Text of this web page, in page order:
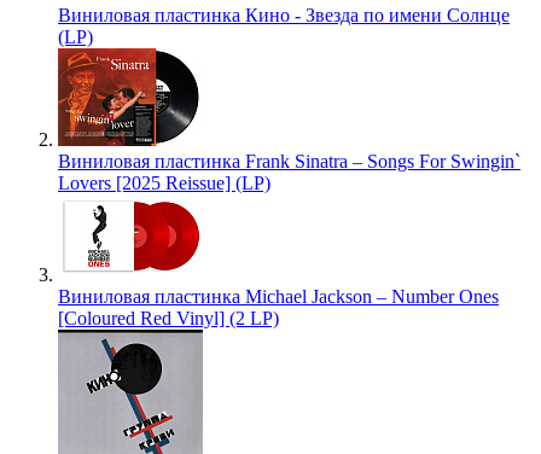
Виниловая пластинка Кино - Звезда по имени Солнце
(LP)
Виниловая пластинка Frank Sinatra – Songs For Swingin`
Lovers [2025 Reissue] (LP)
Виниловая пластинка Michael Jackson – Number Ones
[Coloured Red Vinyl] (2 LP)